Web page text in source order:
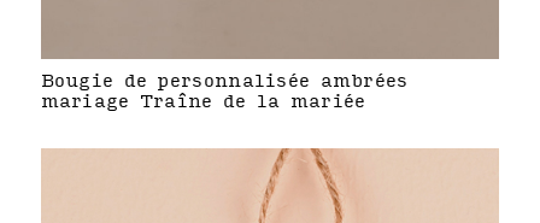
Bougie de personnalisée ambrées
mariage Traîne de la mariée